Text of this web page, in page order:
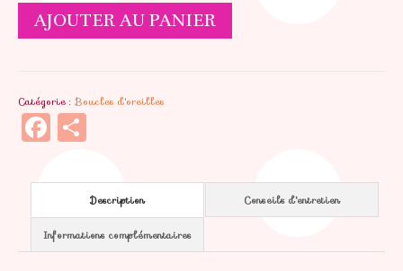
quantité
de
Gaufrette
AJOUTER AU PANIER
Catégorie : Boucles d'oreilles
Facebook
Description Conseils d'entretien
Informations complémentaires